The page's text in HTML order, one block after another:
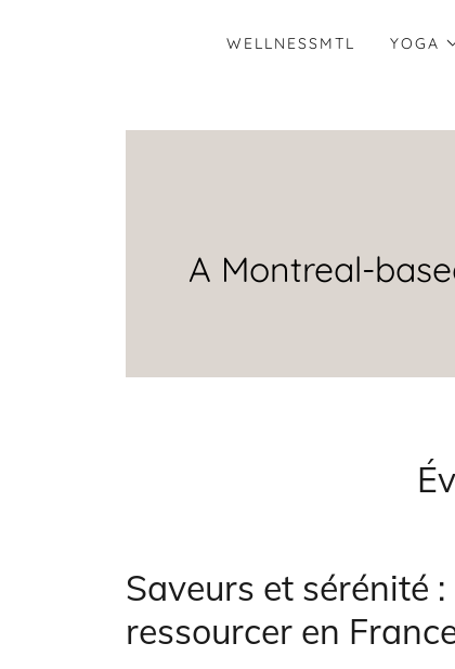
WELLNESSMTL YOGA
A Montreal-
Saveurs et sérénité
ressourcer en